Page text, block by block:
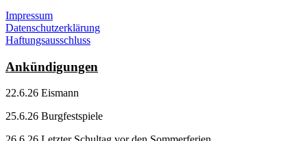
Impressum
Datenschutzerklärung
Haftungsausschluss
Ankündigungen
22.6.26 Eismann
25.6.26 Burgfestspiele